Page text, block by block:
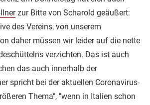
zur Bitte von Scharold geäußert:
des Vereins, von unserem
daher müssen wir leider auf die nette
verzichten. Das ist auch
das auch innerhalb der
spricht bei der aktuellen Coronavirus-
Thema", "wenn in Italien schon